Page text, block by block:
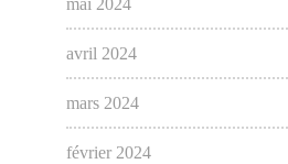
mai 2024
avril 2024
mars 2024
février 2024